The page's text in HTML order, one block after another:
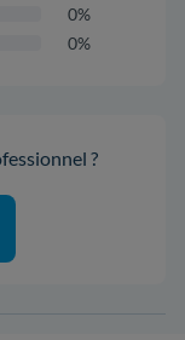
0%
0%
?